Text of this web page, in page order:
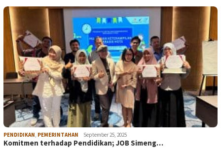
PENDIDIKAN PEMERINTAHAN September 25, 2025
Komitmen terhadap Pendidikan; JOB Simeng…